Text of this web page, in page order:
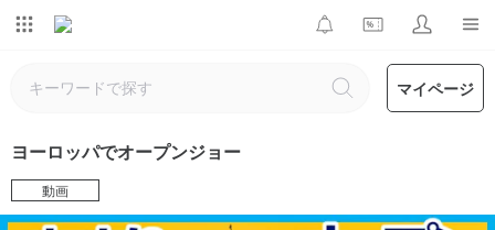
マイページ
ヨーロッパでオープンジョー
動画